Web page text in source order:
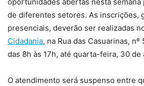
de diferentes setores. As inscrições,
presenciais, deverão ser realizadas
Cidadania, na Rua das Casuarinas,
das 8h às 17h, até quarta-feira, 30 de
O atendimento será suspenso entre